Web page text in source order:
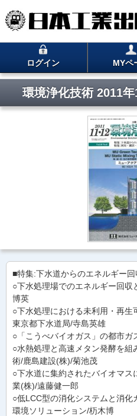
ログイン MYペ
環境浄化技術 2011
■特集:下水道からのエネルギー
○下水処理場でのエネルギー回収
博英
○下水処理における未利用・再
東京都下水道局/寺島英雄
○「こうべバイオガス」の都市ガ
○水熱処理と高速メタン発酵を
術/鹿島建設(株)/菊池茂
○下水道に集約されたバイオマ
業(株)/遠藤健一郎
○低LCC型の消化システムと消
環境ソリューション/杤木博